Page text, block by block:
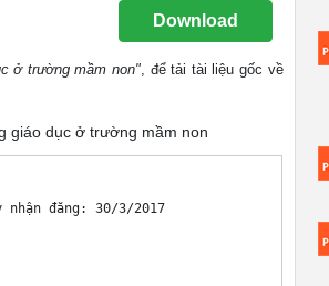
Download
ở trường mầm non", để tải tài liệu gốc về
giáo dục ở trường mầm non
nhận đăng: 30/3/2017